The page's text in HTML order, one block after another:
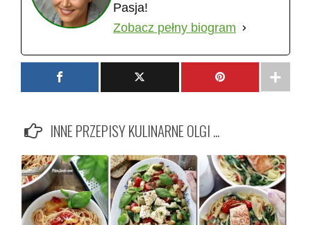
Pasja!
Zobacz pełny biogram
INNE PRZEPISY KULINARNE OLGI ...